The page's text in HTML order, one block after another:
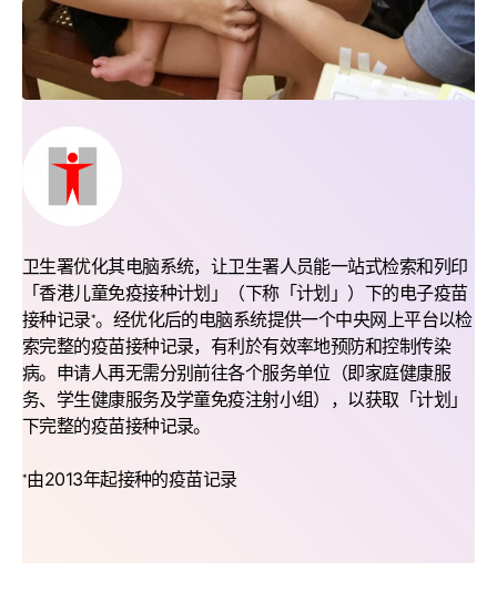
卫生署优化其电脑系统，让卫生署人员能一站式检索和列印
「香港儿童免疫接种计划」（下称「计划」）下的电子疫苗
接种记录*。经优化后的电脑系统提供一个中央网上平台以检
索完整的疫苗接种记录，有利於有效率地预防和控制传染
病。申请人再无需分别前往各个服务单位（即家庭健康服
务、学生健康服务及学童免疫注射小组），以获取「计划」
下完整的疫苗接种记录。
*由2013年起接种的疫苗记录